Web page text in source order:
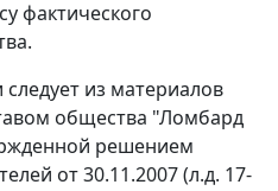
фактического
из материалов
общества "Ломбард
решением
от 30.11.2007 (л.д. 17-